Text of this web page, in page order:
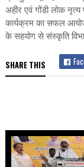
अहीर एवं गोंडी लोक
कार्यक्रम का सफल
के सहयोग से संस्कृति
SHARE THIS